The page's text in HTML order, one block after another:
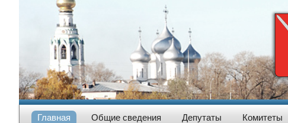
Главная Общие сведения Депутаты Комитеты